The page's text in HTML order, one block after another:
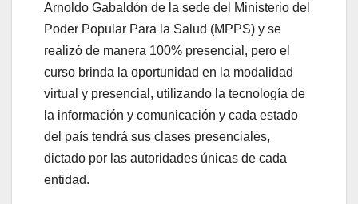
Arnoldo Gabaldón de la sede del Ministerio del
Poder Popular Para la Salud (MPPS) y se
realizó de manera 100% presencial, pero el
curso brinda la oportunidad en la modalidad
virtual y presencial, utilizando la tecnología de
la información y comunicación y cada estado
del país tendrá sus clases presenciales,
dictado por las autoridades únicas de cada
entidad.